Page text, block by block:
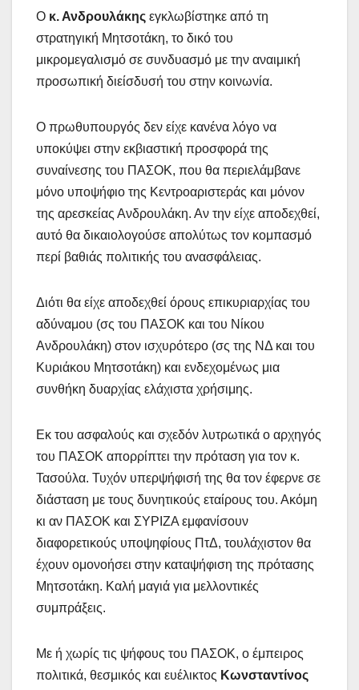
Ο κ. Ανδρουλάκης εγκλωβίστηκε από τη
στρατηγική Μητσοτάκη, το δικό του
μικρομεγαλισμό σε συνδυασμό με την αναιμική
προσωπική διείσδυσή του στην κοινωνία.
Ο πρωθυπουργός δεν είχε κανένα λόγο να
υποκύψει στην εκβιαστική προσφορά της
συναίνεσης του ΠΑΣΟΚ, που θα περιελάμβανε
μόνο υποψήφιο της Κεντροαριστεράς και μόνον
της αρεσκείας Ανδρουλάκη. Αν την είχε αποδεχθεί,
αυτό θα δικαιολογούσε απολύτως τον κομπασμό
περί βαθιάς πολιτικής του ανασφάλειας.
Διότι θα είχε αποδεχθεί όρους επικυριαρχίας του
αδύναμου (σς του ΠΑΣΟΚ και του Νίκου
Ανδρουλάκη) στον ισχυρότερο (σς της ΝΔ και του
Κυριάκου Μητσοτάκη) και ενδεχομένως μια
συνθήκη δυαρχίας ελάχιστα χρήσιμης.
Εκ του ασφαλούς και σχεδόν λυτρωτικά ο αρχηγός
του ΠΑΣΟΚ απορρίπτει την πρόταση για τον κ.
Τασούλα. Τυχόν υπερψήφισή της θα τον έφερνε σε
διάσταση με τους δυνητικούς εταίρους του. Ακόμη
κι αν ΠΑΣΟΚ και ΣΥΡΙΖΑ εμφανίσουν
διαφορετικούς υποψηφίους ΠτΔ, τουλάχιστον θα
έχουν ομονοήσει στην καταψήφιση της πρότασης
Μητσοτάκη. Καλή μαγιά για μελλοντικές
συμπράξεις.
Με ή χωρίς τις ψήφους του ΠΑΣΟΚ, ο έμπειρος
πολιτικά, θεσμικός και ευέλικτος Κωνσταντίνος